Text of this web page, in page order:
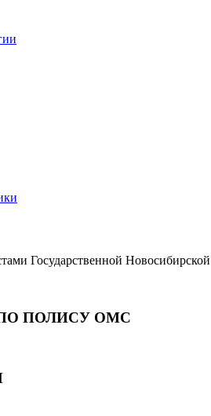
Государственной
ПОЛИСУ ОМС